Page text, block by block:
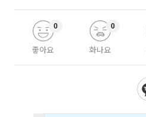
좋아요
0
화나요
0